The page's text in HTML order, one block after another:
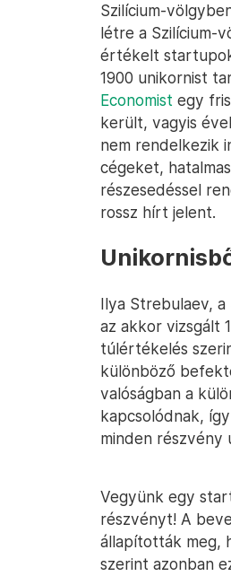
Szilícium-
létre a Szilícium-
értékelt
1900 unikornist
Economist egy
került, vagyis
nem rendelkezik
cégeket,
részesedéssel
rossz hírt jelent.
Ilya Strebulaev,
az akkor vizsgált
túlértékelés
különböző
valóságban a
kapcsolódnak,
minden részvény
Vegyünk egy
részvényt! A
állapították meg,
szerint azonban